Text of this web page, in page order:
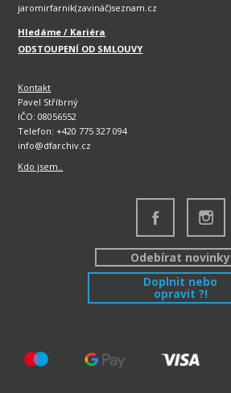
jaromirfarnik(zavináč)seznam.cz
Hledáme / Kariéra
ODSTOUPENÍ OD SMLOUVY
Kontakt
Pavel Stříbrný
IČO: 08056552
Telefon: +420 775 327 094
info@dfarchiv.cz
Kdo jsem..
Odebírat novinky
Doplnit nebo
opravit ?!